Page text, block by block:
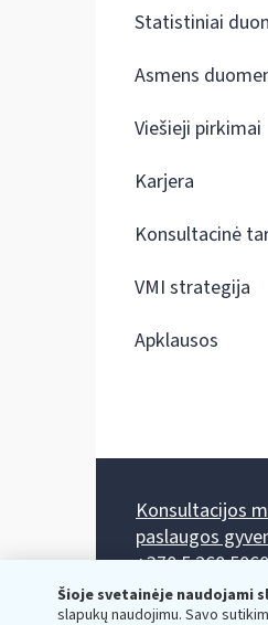
Šioje svetainėje naudojami
slapukų naudojimu. Savo
Statistiniai
Asmens
Viešieji pirkimai
Karjera
Konsultacinė
VMI strategija
Apklausos
Konsultacijos
paslaugos
+370 5 260 5060
Darbo laikas: I-IV
Prieššventinę dieną -